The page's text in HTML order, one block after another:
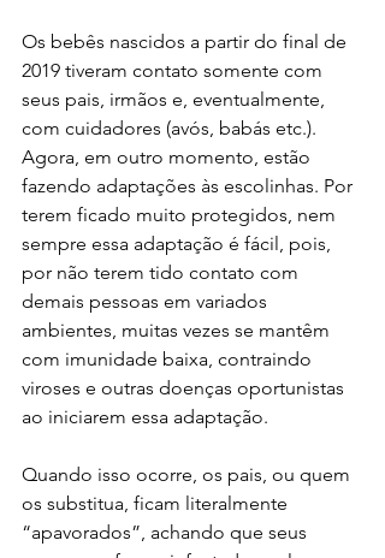
Os bebês nascidos a partir do final de
2019 tiveram contato somente com
seus pais, irmãos e, eventualmente,
com cuidadores (avós, babás etc.).
Agora, em outro momento, estão
fazendo adaptações às escolinhas. Por
terem ficado muito protegidos, nem
sempre essa adaptação é fácil, pois,
por não terem tido contato com
demais pessoas em variados
ambientes, muitas vezes se mantêm
com imunidade baixa, contraindo
viroses e outras doenças oportunistas
ao iniciarem essa adaptação.
Quando isso ocorre, os pais, ou quem
os substitua, ficam literalmente
“apavorados”, achando que seus